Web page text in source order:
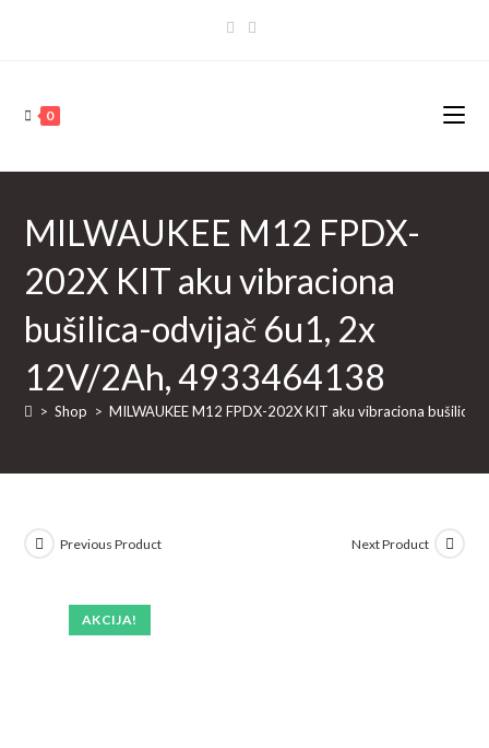
0
MILWAUKEE M12 FPDX-
202X KIT aku vibraciona
bušilica-odvijač 6u1, 2x
12V/2Ah, 4933464138
> Shop > MILWAUKEE M12 FPDX-202X KIT aku vibraciona
AKCIJA!
Previous Product Next Product